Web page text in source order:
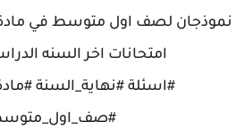
نموذجان لصف اول متوسط في مادة
امتحانات اخر السنه
#اسئلة #نهاية_السنة